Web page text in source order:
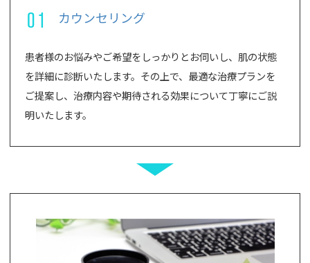
01 カウンセリング
患者様のお悩みやご希望をしっかりとお伺いし、肌の状態
を詳細に診断いたします。その上で、最適な治療プランを
ご提案し、治療内容や期待される効果について丁寧にご説
明いたします。